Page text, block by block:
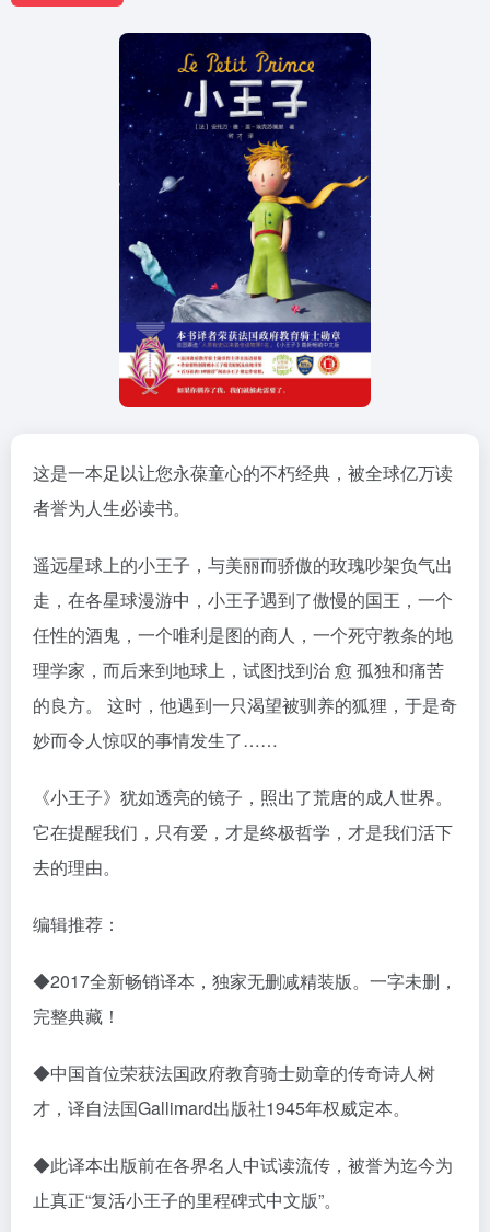
这是一本足以让您永葆童心的不朽经典，被全球亿万读
者誉为人生必读书。
遥远星球上的小王子，与美丽而骄傲的玫瑰吵架负气出
走，在各星球漫游中，小王子遇到了傲慢的国王，一个
任性的酒鬼，一个唯利是图的商人，一个死守教条的地
理学家，而后来到地球上，试图找到治 愈 孤独和痛苦
的良方。 这时，他遇到一只渴望被驯养的狐狸，于是奇
妙而令人惊叹的事情发生了……
《小王子》犹如透亮的镜子，照出了荒唐的成人世界。
它在提醒我们，只有爱，才是终极哲学，才是我们活下
去的理由。
编辑推荐：
◆2017全新畅销译本，独家无删减精装版。一字未删，
完整典藏！
◆中国首位荣获法国政府教育骑士勋章的传奇诗人树
才，译自法国Gallimard出版社1945年权威定本。
◆此译本出版前在各界名人中试读流传，被誉为迄今为
止真正“复活小王子的里程碑式中文版”。